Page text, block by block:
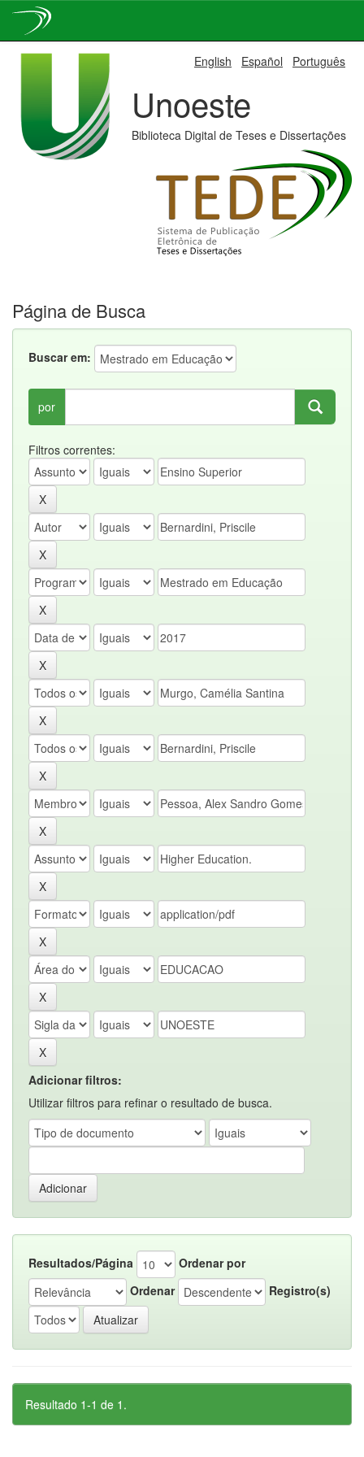
English Español Português
Unoeste
Biblioteca Digital de Teses e Dissertações
Página de Busca
Buscar em:
por
Filtros correntes:
Adicionar filtros:
Utilizar filtros para refinar o resultado de busca.
Resultados/Página
Ordenar por
Ordenar
Registro(s)
Resultado 1-1 de 1.